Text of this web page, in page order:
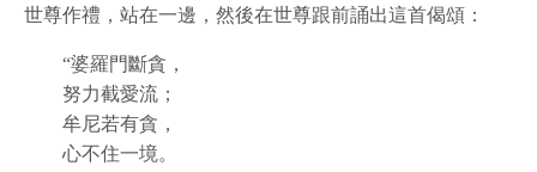
世尊作禮，站在一邊，然後在世尊跟前誦出這首偈頌：
“婆羅門斷貪，
努力截愛流；
牟尼若有貪，
心不住一境。